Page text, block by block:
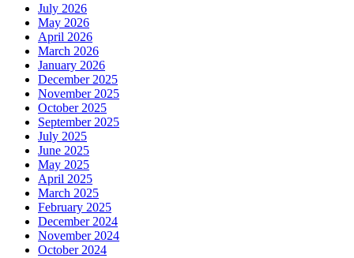
July 2026
May 2026
April 2026
March 2026
January 2026
December 2025
November 2025
October 2025
September 2025
July 2025
June 2025
May 2025
April 2025
March 2025
February 2025
December 2024
November 2024
October 2024